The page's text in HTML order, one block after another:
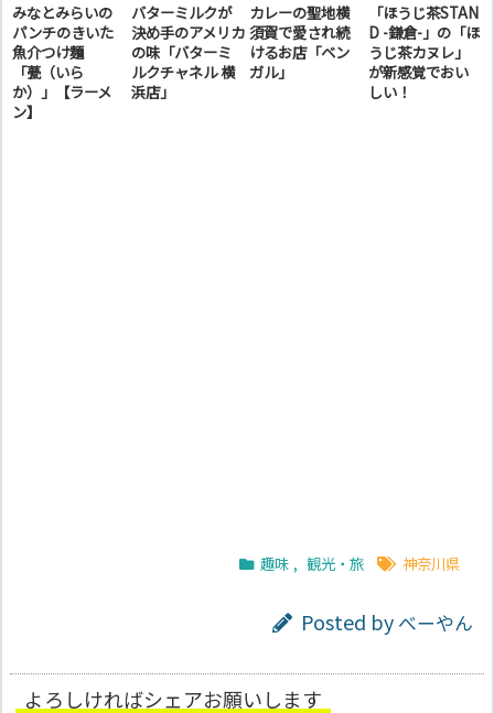
みなとみらいの
パンチのきいた
魚介つけ麺
「甍（いら
か）」【ラーメ
ン】
バターミルクが
決め手のアメリカ
の味「バターミ
ルクチャネル 横
浜店」
カレーの聖地横
須賀で愛され続
けるお店「ベン
ガル」
「ほうじ茶STAN
D -鎌倉-」の「ほ
うじ茶カヌレ」
が新感覚でおい
しい！
趣味 , 観光・旅 神奈川県
Posted by べーやん
よろしければシェアお願いします